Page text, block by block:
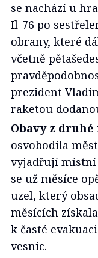
se nachází u
Il-76 po
obrany, které
včetně
prezident
raketou
Obavy z
osvobodila
vyjadřují místní
se už měsíce
uzel, který
měsících
k časté
vesnic.